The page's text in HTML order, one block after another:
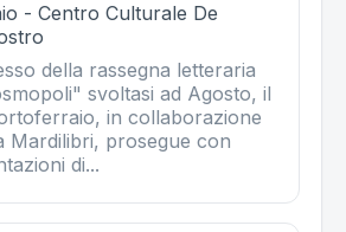
- Centro Culturale De
della rassegna letteraria
svoltasi ad Agosto, il
in collaborazione
Mardilibri, prosegue con
di...